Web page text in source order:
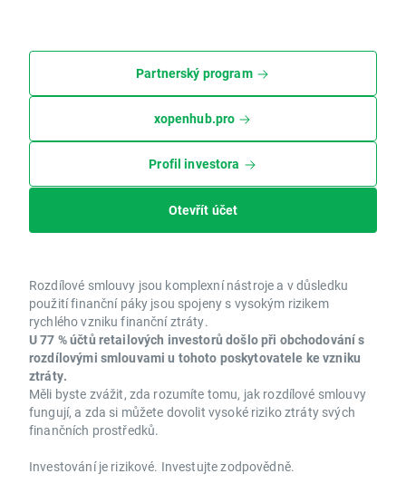
Partnerský program
xopenhub.pro
Profil investora
Otevřít účet
Rozdílové smlouvy jsou komplexní nástroje a v důsledku
použití finanční páky jsou spojeny s vysokým rizikem
rychlého vzniku finanční ztráty.
U 77 % účtů retailových investorů došlo při obchodování s
rozdílovými smlouvami u tohoto poskytovatele ke vzniku
ztráty.
Měli byste zvážit, zda rozumíte tomu, jak rozdílové smlouvy
fungují, a zda si můžete dovolit vysoké riziko ztráty svých
finančních prostředků.
Investování je rizikové. Investujte zodpovědně.